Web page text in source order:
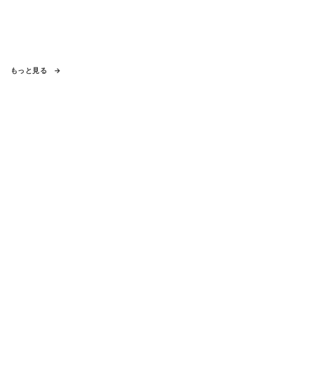
もっと見る